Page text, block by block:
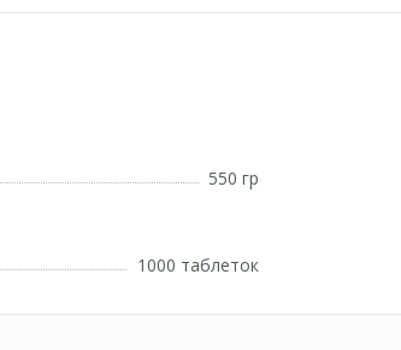
550 гр
1000 таблеток